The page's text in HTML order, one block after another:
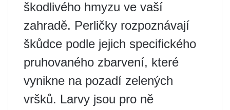
škodlivého hmyzu ve vaší
zahradě. Perličky rozpoznávají
škůdce podle jejich specifického
pruhovaného zbarvení, které
vynikne na pozadí zelených
vršků. Larvy jsou pro ně